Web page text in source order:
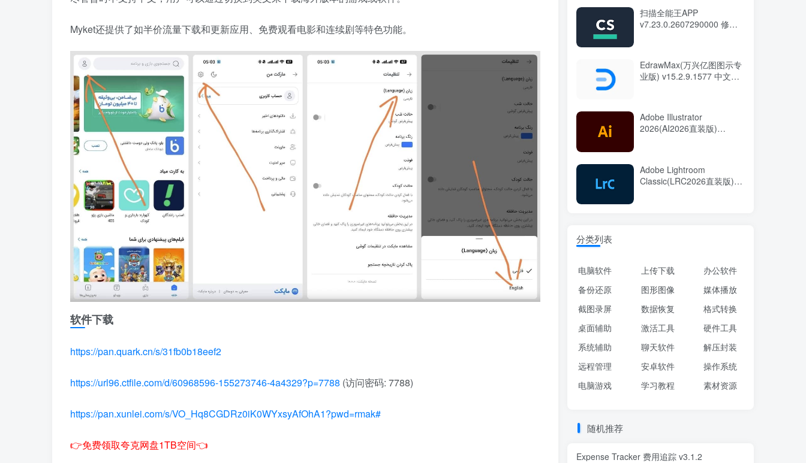
Myket还提供了如半价流量下载和更新应用、免费观看电影和连续剧等特色功能。
软件下载
https://pan.quark.cn/s/31fb0b18eef2
https://url96.ctfile.com/d/60968596-155273746-4a4329?p=7788 (访问密码: 7788)
https://pan.xunlei.com/s/VO_Hq8CGDRz0iK0WYxsyAfOhA1?pwd=rmak#
👉免费领取夸克网盘1TB空间👈
扫描全能王APP
v7.23.0.2607290000 修改
EdrawMax(万兴亿图图示专
业版) v15.2.9.1577 中文绿
Adobe Illustrator
2026(AI2026直装版)
Adobe Lightroom
Classic(LRC2026直装版)
分类列表
电脑软件 上传下载
办公软件
备份还原
图形图像
媒体播放
截图录屏
数据恢复
格式转换
桌面辅助
激活工具
硬件工具
系统辅助
聊天软件
解压封装
远程管理
安卓软件
操作系统
电脑游戏
学习教程 素材资源
随机推荐
Expense Tracker 费用追踪 v3.1.2